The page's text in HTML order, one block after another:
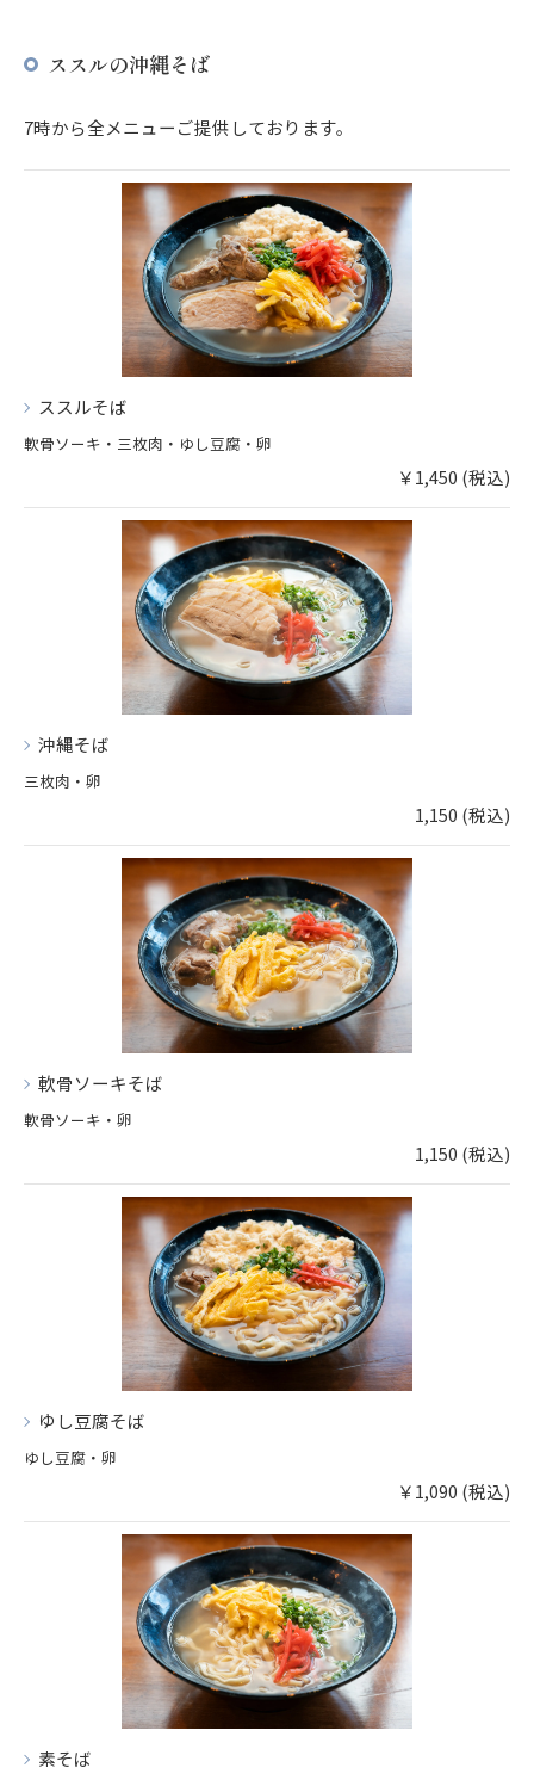
ススルの沖縄そば
7時から全メニューご提供しております。
ススルそば
軟骨ソーキ・三枚肉・ゆし豆腐・卵
￥1,450 (税込)
沖縄そば
三枚肉・卵
1,150 (税込)
軟骨ソーキそば
軟骨ソーキ・卵
1,150 (税込)
ゆし豆腐そば
ゆし豆腐・卵
￥1,090 (税込)
素そば